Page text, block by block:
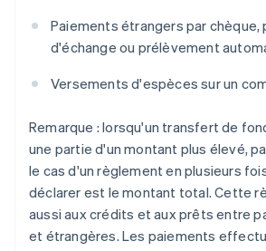
Paiements étrangers par
d'échange ou prélèvement
Versements d'espèces sur un
Remarque : lorsqu'un transfert de
une partie d'un montant plus élevé,
le cas d'un règlement en plusieurs
déclarer est le montant total. Cette
aussi aux crédits et aux prêts entre
et étrangères. Les paiements